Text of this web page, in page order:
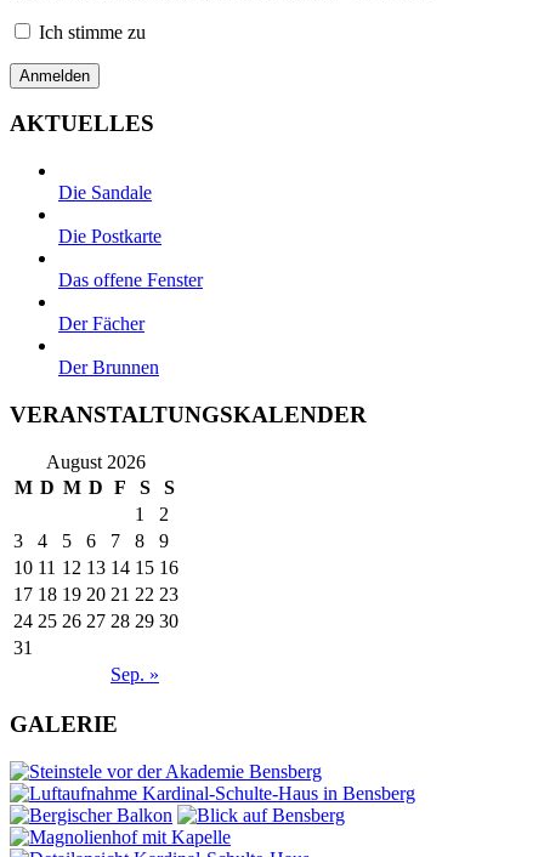
Ich stimme zu
AKTUELLES
Die Sandale
Die Postkarte
Das offene Fenster
Der Fächer
Der Brunnen
VERANSTALTUNGSKALENDER
August 2026
M D M D F S S
Sep. »
1
2
3
4 5 6 7 8
9
10 11 12 13 14 15 16
17 18 19 20 21 22 23
24 25 26 27 28 29 30
31
GALERIE